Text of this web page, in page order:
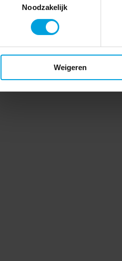
Noodzakelijk
Weigeren